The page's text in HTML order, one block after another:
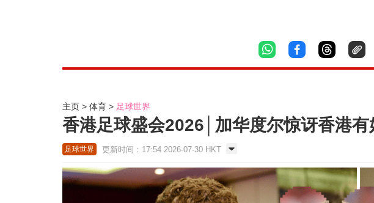
主页 体育 足球世界
香港足球盛会2026│加华度尔惊讶香港
足球世界 更新时间：17:54 2026-07-30 HKT